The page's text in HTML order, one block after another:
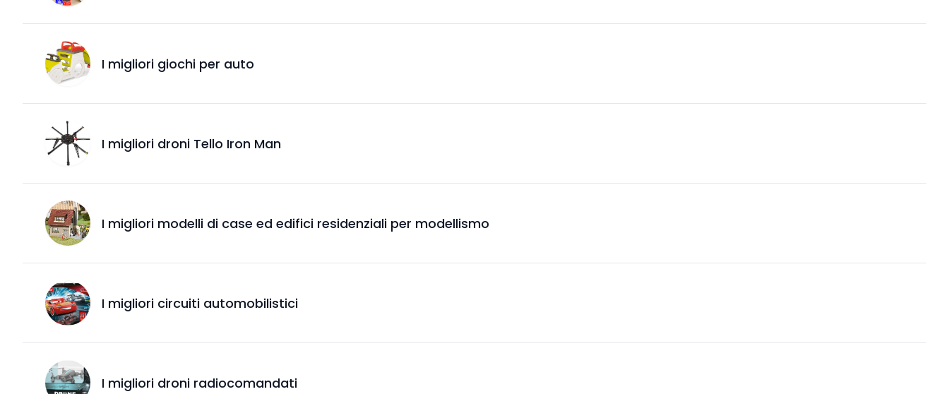
I migliori giochi per auto
I migliori droni Tello Iron Man
I migliori modelli di case ed edifici residenziali per modellismo
I migliori circuiti automobilistici
I migliori droni radiocomandati